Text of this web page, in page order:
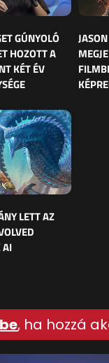
GÚNYOLÓ
HOZOTT A
KÉT ÉV
LETT AZ
AI
, ha hozzá